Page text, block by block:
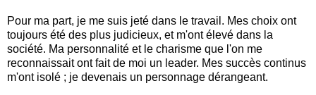
Pour ma part, je me suis jeté dans le travail. Mes choix ont
toujours été des plus judicieux, et m'ont élevé dans la
société. Ma personnalité et le charisme que l'on me
reconnaissait ont fait de moi un leader. Mes succès continus
m'ont isolé ; je devenais un personnage dérangeant.